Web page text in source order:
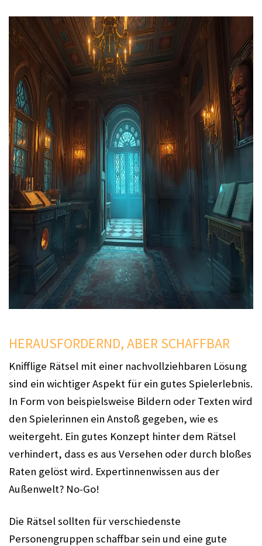
HERAUSFORDERND, ABER SCHAFFBAR
Knifflige Rätsel mit einer nachvollziehbaren Lösung
sind ein wichtiger Aspekt für ein gutes Spielerlebnis.
In Form von beispielsweise Bildern oder Texten wird
den Spielerinnen ein Anstoß gegeben, wie es
weitergeht. Ein gutes Konzept hinter dem Rätsel
verhindert, dass es aus Versehen oder durch bloßes
Raten gelöst wird. Expertinnenwissen aus der
Außenwelt? No-Go!
Die Rätsel sollten für verschiedenste
Personengruppen schaffbar sein und eine gute